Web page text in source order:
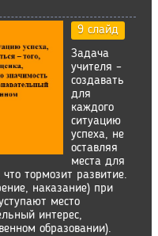
9 слайд
Задача
учителя –
создавать
для
каждого
ситуацию
успеха, не
оставляя
места для
тормозит развитие.
наказание) при
место
интерес,
образовании).